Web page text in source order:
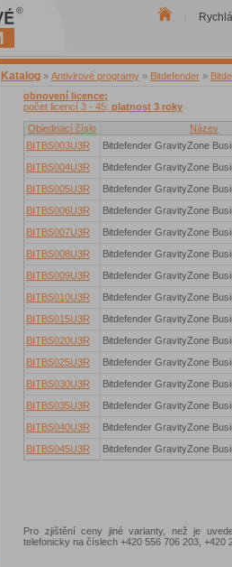
Katalog » Antivirové programy » Bitdefender »
obnovení licence;
počet licencí 3 - 45; platnost 3 roky
Objednací číslo
Název
BITBS003U3R
Bitdefender GravityZone
BITBS004U3R
Bitdefender GravityZone
BITBS005U3R
Bitdefender GravityZone
BITBS006U3R
Bitdefender GravityZone
BITBS007U3R
Bitdefender GravityZone
BITBS008U3R
Bitdefender GravityZone
BITBS009U3R
Bitdefender GravityZone
BITBS010U3R
Bitdefender GravityZone
BITBS015U3R
Bitdefender GravityZone
BITBS020U3R
Bitdefender GravityZone
BITBS025U3R
Bitdefender GravityZone
BITBS030U3R
Bitdefender GravityZone
BITBS035U3R
Bitdefender GravityZone
BITBS040U3R
Bitdefender GravityZone
BITBS045U3R
Bitdefender GravityZone
Pro zjištění ceny jiné varianty, než je
telefonicky na číslech +420 556 706 203, +420